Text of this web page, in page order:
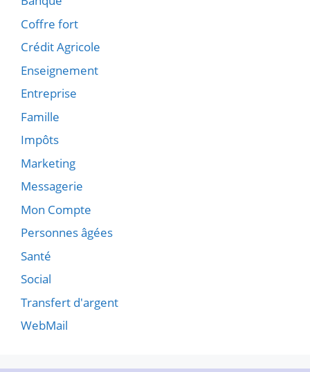
Coffre fort
Crédit Agricole
Enseignement
Entreprise
Famille
Impôts
Marketing
Messagerie
Mon Compte
Personnes âgées
Santé
Social
Transfert d'argent
WebMail